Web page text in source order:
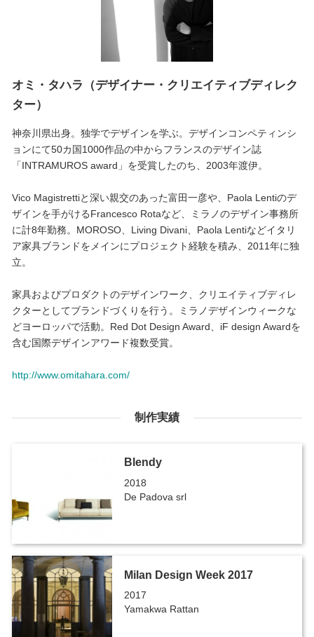
オミ・タハラ（デザイナー・クリエイティブディレク
ター）
神奈川県出身。独学でデザインを学ぶ。デザインコンペティンシ
ョンにて50カ国1000作品の中からフランスのデザイン誌
「INTRAMUROS award」を受賞したのち、2003年渡伊。
Vico Magistrettiと深い親交のあった富田一彦や、Paola Lentiのデ
ザインを手がけるFrancesco Rotaなど、ミラノのデザイン事務所
に計8年勤務。MOROSO、Living Divani、Paola Lentiなどイタリ
ア家具ブランドをメインにプロジェクト経験を積み、2011年に独
立。
家具およびプロダクトのデザインワーク、クリエイティブディレ
クターとしてブランドづくりを行う。ミラノデザインウィークな
どヨーロッパで活動。Red Dot Design Award、iF design Awardを
含む国際デザインアワード複数受賞。
http://www.omitahara.com/
制作実績
Blendy
2018
De Padova srl
Milan Design Week 2017
2017
Yamakwa Rattan